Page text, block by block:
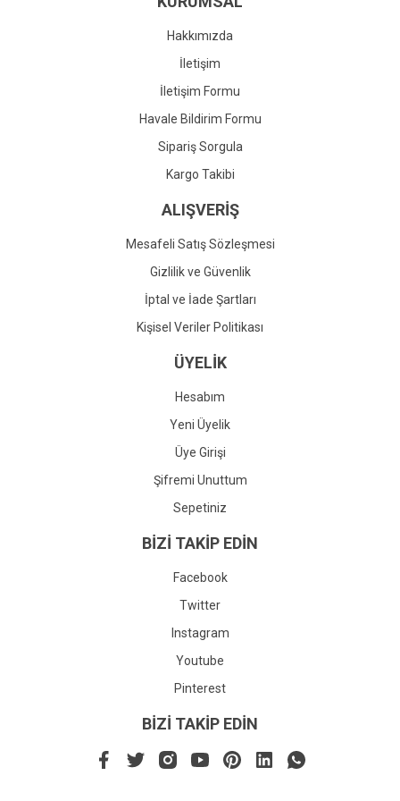
Gönder
Hakkımızda
İletişim
İletişim Formu
Havale Bildirim Formu
Sipariş Sorgula
Kargo Takibi
ALIŞVERİŞ
Mesafeli Satış Sözleşmesi
Gizlilik ve Güvenlik
İptal ve İade Şartları
Kişisel Veriler Politikası
ÜYELİK
Hesabım
Yeni Üyelik
Üye Girişi
Şifremi Unuttum
Sepetiniz
BİZİ TAKİP EDİN
Facebook
Twitter
Instagram
Youtube
Pinterest
BİZİ TAKİP EDİN